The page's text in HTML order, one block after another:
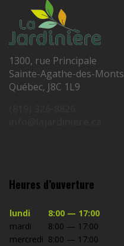
1300, rue Principale
Sainte-Agathe-des-Monts
Québec, J8C 1L9
Heures d’ouverture
lundi
8:00 — 17:00
mardi
8:00 — 17:00
mercredi 8:00 — 17:00